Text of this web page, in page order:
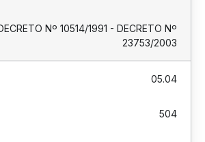
Nº 10514/1991 - DECRETO Nº
23753/2003
05.04
504